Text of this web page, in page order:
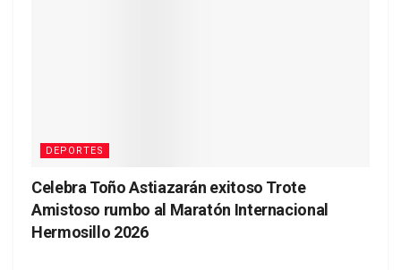
DEPORTES
Celebra Toño Astiazarán exitoso Trote
Amistoso rumbo al Maratón Internacional
Hermosillo 2026